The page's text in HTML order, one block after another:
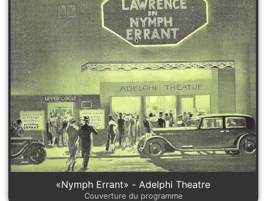
«Nymph Errant» - Adelphi Theatre
Couverture du programme